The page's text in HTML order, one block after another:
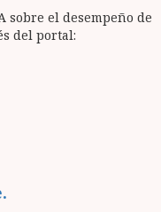
sobre el desempeño de
del portal: